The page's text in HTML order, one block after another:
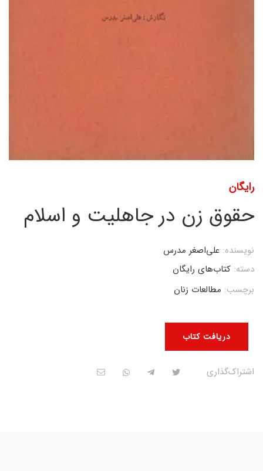
رایگان
حقوق زن در جاهلیت و اسلام
دریافت کتاب
نویسنده: علی‌اصغر مدرس
دسته: کتاب‌های رایگان
برچسب: مطالعات زنان
اشتراک‌گذاری